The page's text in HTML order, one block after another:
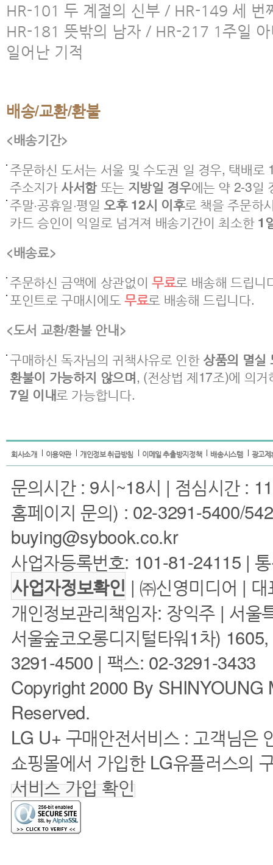
HR-101 두 계절의 신부 / HR-149 세 번
HR-181 뜻밖의 남자 / HR-217 1주일
일어난 기적
배송/교환/환불
<배송기간>
주문하신 도서는 서울 및 수도권 일 경우, 택배로
주소지가 사서함 또는 지방일 경우에는 약 2-3일
주말·공휴일·평일오후 12시 이후로 책을 주문하
카드 승인이 익일로 넘겨져 배송기간이 최소한 1
<배송료>
주문하신 금액에 상관없이 무료로 배송해 드립니
포인트로 구매시에도무료로 배송해 드립니다.
<도서 교환/환불 안내>
구매하신 독자님의 귀책사유로 인한 상품의 멸실
환불이 가능하지 않으며, (전상법 제17조)에 의
7일 이내로 가능합니다.
회사소개 이용약관 개인정보 취급방침 이메일 추출방지정책 배송시스템 광고
문의시간 : 9시~18시 | 점심시간 :
홈페이지 문의) : 02-3291-5400/
buying@sybook.co.kr
사업자등록번호: 101-81-24115 |
사업자정보확인 | ㈜신영미디어 |
개인정보관리책임자: 장익주 | 서
서울숲코오롱디지털타워1차)
3291-4500 | 팩스: 02-3291-3433
Copyright 2000 By
Reserved.
LG U+ 구매안전서비스 : 고객님은
쇼핑몰에서 가입한 LG유플러스의
서비스 가입 확인